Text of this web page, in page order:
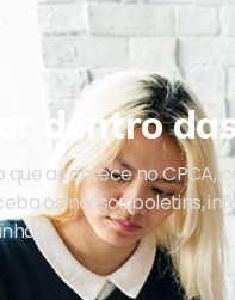
dentro
que acontece no CPCA,
os nossos boletins,